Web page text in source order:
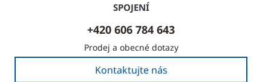
SPOJENÍ
+420 606 784 643
Prodej a obecné dotazy
Kontaktujte nás